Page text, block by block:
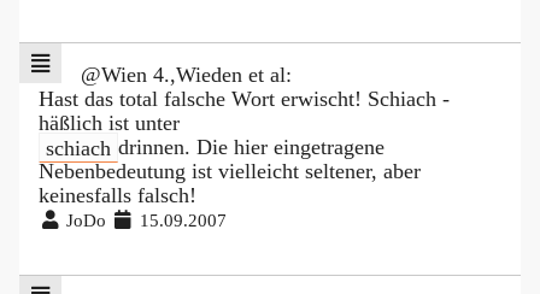
@Wien 4.,Wieden et al:
Hast das total falsche Wort erwischt! Schiach -
häßlich ist unter
schiach drinnen. Die hier eingetragene
Nebenbedeutung ist vielleicht seltener, aber
keinesfalls falsch!
JoDo 15.09.2007